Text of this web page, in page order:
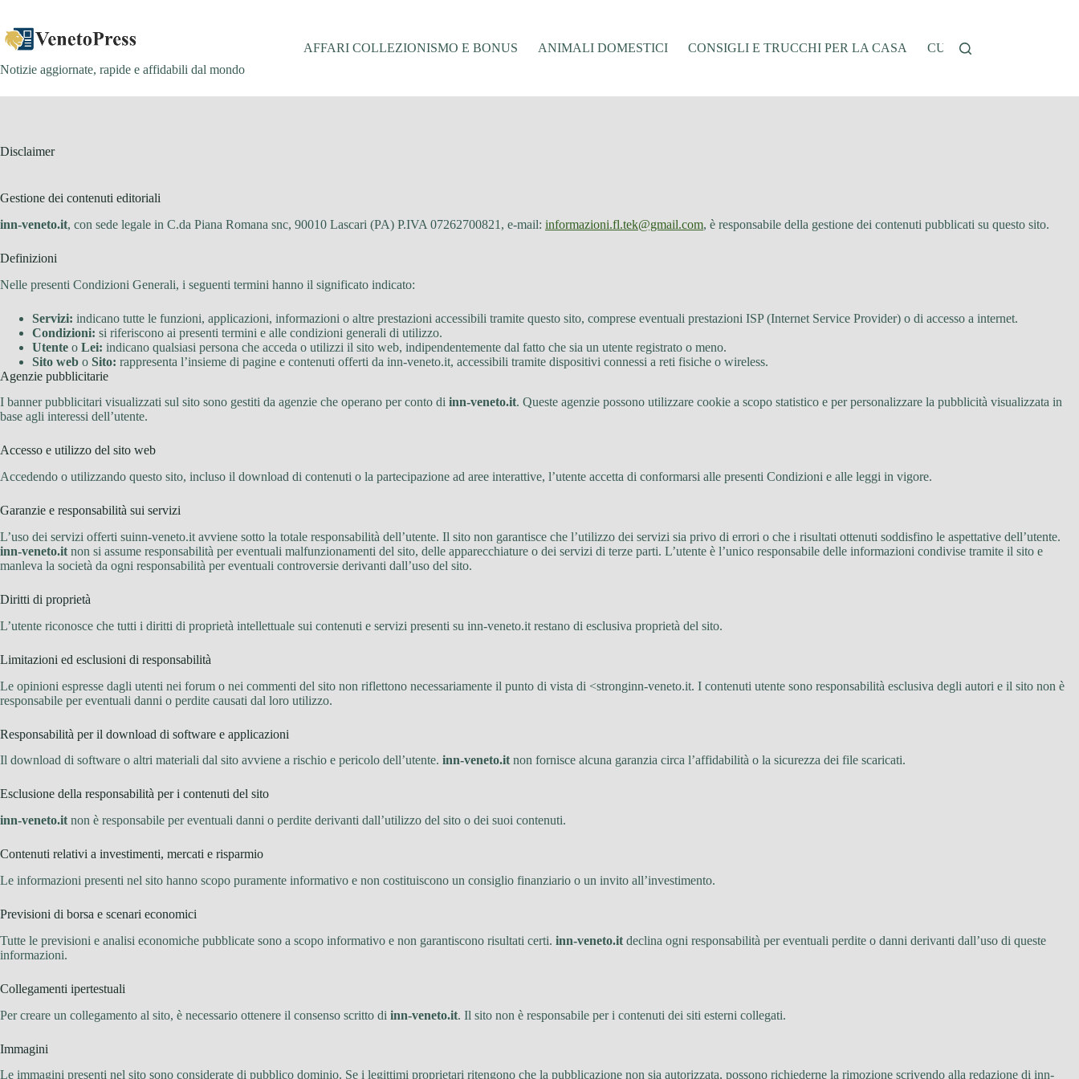
contenuto
Notizie aggiornate, rapide e affidabili dal mondo
AFFARI COLLEZIONISMO E BONUS ANIMALI DOMESTICI CONSIGLI E TRUCCHI PER LA CASA CUCINA E RICETTE
Disclaimer
Gestione dei contenuti editoriali
inn-veneto.it, con sede legale in C.da Piana Romana snc, 90010 Lascari (PA) P.IVA 07262700821, e-mail: informazioni.fl.tek@gmail.com, è responsabile della gestione dei contenuti pubblicati su questo sito.
Definizioni
Nelle presenti Condizioni Generali, i seguenti termini hanno il significato indicato:
Servizi: indicano tutte le funzioni, applicazioni, informazioni o altre prestazioni accessibili tramite questo sito, comprese eventuali prestazioni ISP (Internet Service Provider) o di accesso a internet.
Condizioni: si riferiscono ai presenti termini e alle condizioni generali di utilizzo.
Utente o Lei: indicano qualsiasi persona che acceda o utilizzi il sito web, indipendentemente dal fatto che sia un utente registrato o meno.
Sito web o Sito: rappresenta l’insieme di pagine e contenuti offerti da inn-veneto.it, accessibili tramite dispositivi connessi a reti fisiche o wireless.
Agenzie pubblicitarie
I banner pubblicitari visualizzati sul sito sono gestiti da agenzie che operano per conto di inn-veneto.it. Queste agenzie possono utilizzare cookie a scopo statistico e per personalizzare la pubblicità visualizzata in
base agli interessi dell’utente.
Accesso e utilizzo del sito web
Accedendo o utilizzando questo sito, incluso il download di contenuti o la partecipazione ad aree interattive, l’utente accetta di conformarsi alle presenti Condizioni e alle leggi in vigore.
Garanzie e responsabilità sui servizi
L’uso dei servizi offerti suinn-veneto.it avviene sotto la totale responsabilità dell’utente. Il sito non garantisce che l’utilizzo dei servizi sia privo di errori o che i risultati ottenuti soddisfino le aspettative dell’utente.
inn-veneto.it non si assume responsabilità per eventuali malfunzionamenti del sito, delle apparecchiature o dei servizi di terze parti. L’utente è l’unico responsabile delle informazioni condivise tramite il sito e
manleva la società da ogni responsabilità per eventuali controversie derivanti dall’uso del sito.
Diritti di proprietà
L’utente riconosce che tutti i diritti di proprietà intellettuale sui contenuti e servizi presenti su inn-veneto.it restano di esclusiva proprietà del sito.
Limitazioni ed esclusioni di responsabilità
Le opinioni espresse dagli utenti nei forum o nei commenti del sito non riflettono necessariamente il punto di vista di <stronginn-veneto.it. I contenuti utente sono responsabilità esclusiva degli autori e il sito non è
responsabile per eventuali danni o perdite causati dal loro utilizzo.
Responsabilità per il download di software e applicazioni
Il download di software o altri materiali dal sito avviene a rischio e pericolo dell’utente. inn-veneto.it non fornisce alcuna garanzia circa l’affidabilità o la sicurezza dei file scaricati.
Esclusione della responsabilità per i contenuti del sito
inn-veneto.it non è responsabile per eventuali danni o perdite derivanti dall’utilizzo del sito o dei suoi contenuti.
Contenuti relativi a investimenti, mercati e risparmio
Le informazioni presenti nel sito hanno scopo puramente informativo e non costituiscono un consiglio finanziario o un invito all’investimento.
Previsioni di borsa e scenari economici
Tutte le previsioni e analisi economiche pubblicate sono a scopo informativo e non garantiscono risultati certi. inn-veneto.it declina ogni responsabilità per eventuali perdite o danni derivanti dall’uso di queste
informazioni.
Collegamenti ipertestuali
Per creare un collegamento al sito, è necessario ottenere il consenso scritto di inn-veneto.it. Il sito non è responsabile per i contenuti dei siti esterni collegati.
Immagini
Le immagini presenti nel sito sono considerate di pubblico dominio. Se i legittimi proprietari ritengono che la pubblicazione non sia autorizzata, possono richiederne la rimozione scrivendo alla redazione di inn-